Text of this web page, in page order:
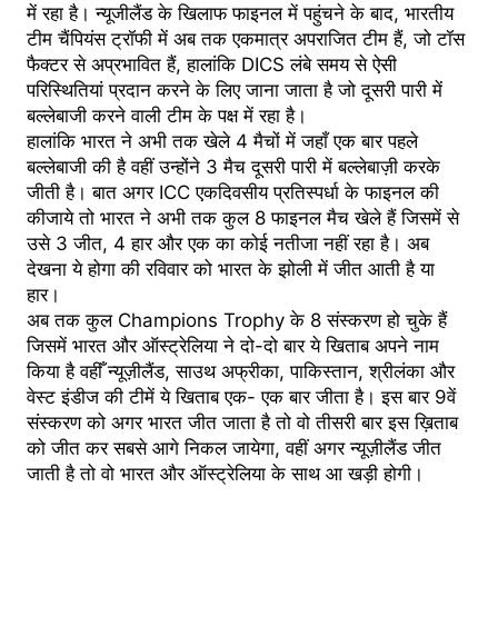
में रहा है। न्यूजीलैंड के खिलाफ फाइनल में पहुंचने के बाद, भारतीय
टीम चैंपियंस ट्रॉफी में अब तक एकमात्र अपराजित टीम हैं, जो टॉस
फैक्टर से अप्रभावित हैं, हालांकि DICS लंबे समय से ऐसी
परिस्थितियां प्रदान करने के लिए जाना जाता है जो दूसरी पारी में
बल्लेबाजी करने वाली टीम के पक्ष में रहा है।
हालांकि भारत ने अभी तक खेले 4 मैचों में जहाँ एक बार पहले
बल्लेबाजी की है वहीं उन्होंने 3 मैच दूसरी पारी में बल्लेबाज़ी करके
जीती है। बात अगर ICC एकदिवसीय प्रतिस्पर्धा के फाइनल की
कीजाये तो भारत ने अभी तक कुल 8 फाइनल मैच खेले हैं जिसमें से
उसे 3 जीत, 4 हार और एक का कोई नतीजा नहीं रहा है। अब
देखना ये होगा की रविवार को भारत के झोली में जीत आती है या
हार।
अब तक कुल Champions Trophy के 8 संस्करण हो चुके हैं
जिसमें भारत और ऑस्ट्रेलिया ने दो-दो बार ये खिताब अपने नाम
किया है वहीँ न्यूज़ीलैंड, साउथ अफ्रीका, पाकिस्तान, श्रीलंका और
वेस्ट इंडीज की टीमें ये खिताब एक- एक बार जीता है। इस बार 9वें
संस्करण को अगर भारत जीत जाता है तो वो तीसरी बार इस ख़िताब
को जीत कर सबसे आगे निकल जायेगा, वहीं अगर न्यूज़ीलैंड जीत
जाती है तो वो भारत और ऑस्ट्रेलिया के साथ आ खड़ी होगी।